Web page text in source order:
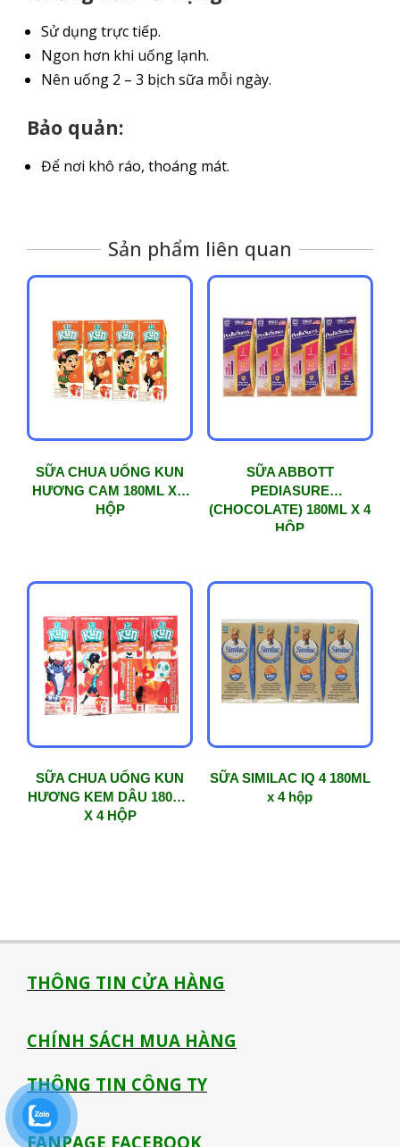
Sử dụng trực tiếp.
Ngon hơn khi uống lạnh.
Nên uống 2 – 3 bịch sữa mỗi ngày.
Bảo quản:
Để nơi khô ráo, thoáng mát.
Sản phẩm liên quan
SỮA CHUA UỐNG KUN
HƯƠNG CAM 180ML X 4
HỘP
SỮA ABBOTT
PEDIASURE
(CHOCOLATE) 180ML X 4
HỘP
SỮA CHUA UỐNG KUN
HƯƠNG KEM DÂU 180ML
X 4 HỘP
SỮA SIMILAC IQ 4 180ML
x 4 hộp
THÔNG TIN CỬA HÀNG
CHÍNH SÁCH MUA HÀNG
THÔNG TIN CÔNG TY
FANPAGE FACEBOOK